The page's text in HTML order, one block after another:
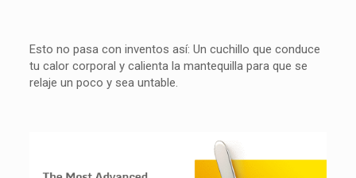
Esto no pasa con inventos así: Un cuchillo que conduce
tu calor corporal y calienta la mantequilla para que se
relaje un poco y sea untable.